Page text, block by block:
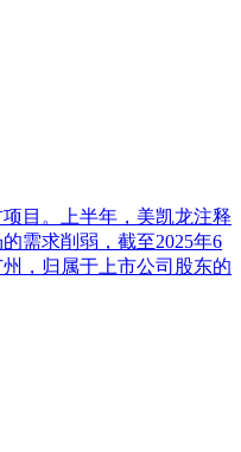
目。上半年，美凯龙注释
需求削弱，截至2025年6
，归属于上市公司股东的